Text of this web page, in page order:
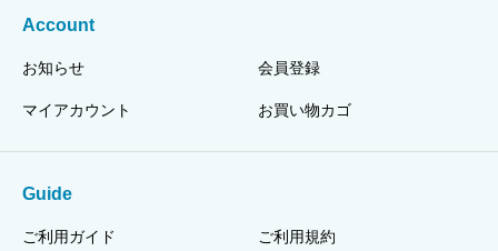
Account
お知らせ 会員登録
マイアカウント お買い物カゴ
Guide
ご利用ガイド ご利用規約